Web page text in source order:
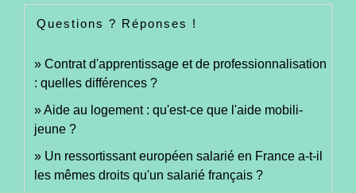
Questions ? Réponses !
Contrat d'apprentissage et de professionnalisation
: quelles différences ?
Aide au logement : qu'est-ce que l'aide mobili-
jeune ?
Un ressortissant européen salarié en France a-t-il
les mêmes droits qu'un salarié français ?